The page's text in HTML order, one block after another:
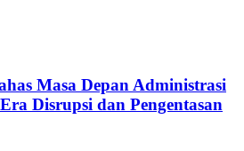
Masa Depan Administrasi
Disrupsi dan Pengentasan